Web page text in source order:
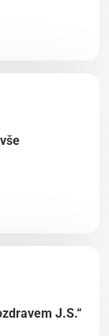
J.S.“